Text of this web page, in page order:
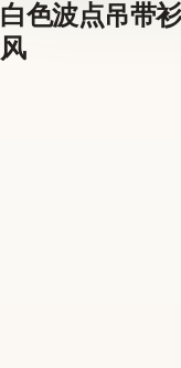
白色波点吊带
风